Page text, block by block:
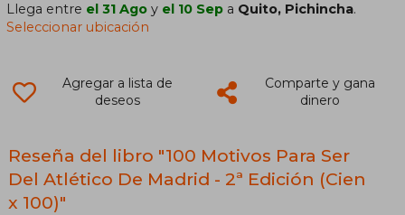
Llega entre el 31 Ago y el 10 Sep a Quito, Pichincha.
Seleccionar ubicación
Agregar a lista de
deseos
Comparte y gana
dinero
Reseña del libro "100 Motivos Para Ser
Del Atlético De Madrid - 2ª Edición (Cien
x 100)"